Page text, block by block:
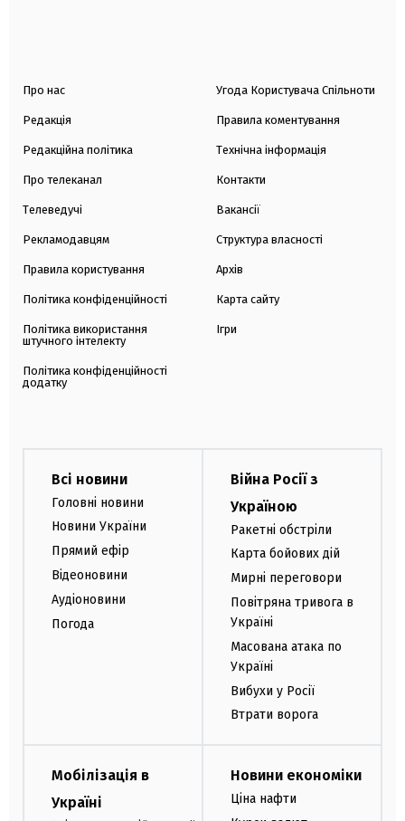
Про нас
Редакція
Редакційна політика
Про телеканал
Телеведучі
Рекламодавцям
Правила користування
Політика конфіденційності
Політика використання
штучного інтелекту
Політика конфіденційності
додатку
Угода Користувача Спільноти
Правила коментування
Технічна інформація
Контакти
Вакансії
Структура власності
Архів
Карта сайту
Ігри
Всі новини
Головні новини
Новини України
Прямий ефір
Відеоновини
Аудіоновини
Погода
Війна Росії з
Україною
Ракетні обстріли
Карта бойових дій
Мирні переговори
Повітряна тривога в
Україні
Масована атака по
Україні
Вибухи у Росії
Втрати ворога
Мобілізація в
Україні
Новини економіки
Ціна нафти